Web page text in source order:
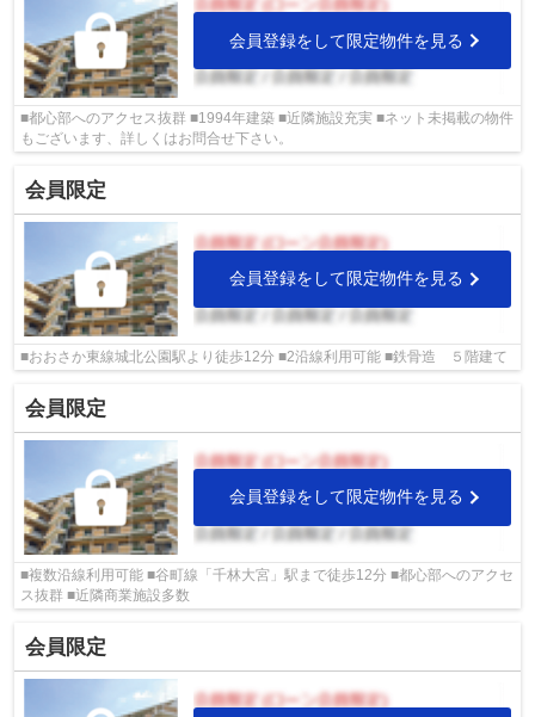
会員登録をして限定物件を見る
■都心部へのアクセス抜群 ■1994年建築 ■近隣施設充実 ■ネット未掲載の物件
もございます、詳しくはお問合せ下さい。
会員限定
会員登録をして限定物件を見る
■おおさか東線城北公園駅より徒歩12分 ■2沿線利用可能 ■鉄骨造 ５階建て
会員限定
会員登録をして限定物件を見る
■複数沿線利用可能 ■谷町線「千林大宮」駅まで徒歩12分 ■都心部へのアクセ
ス抜群 ■近隣商業施設多数
会員限定